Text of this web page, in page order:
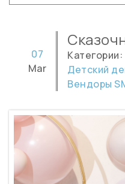
07
Mar
Категории:
Детский
Вендоры